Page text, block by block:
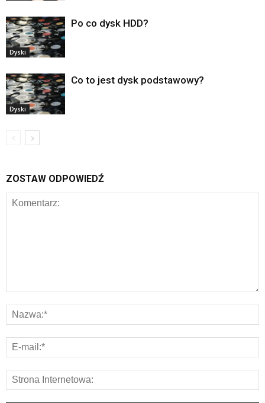
Dyski
Po co dysk HDD?
Dyski
Co to jest dysk podstawowy?
ZOSTAW ODPOWIEDŹ